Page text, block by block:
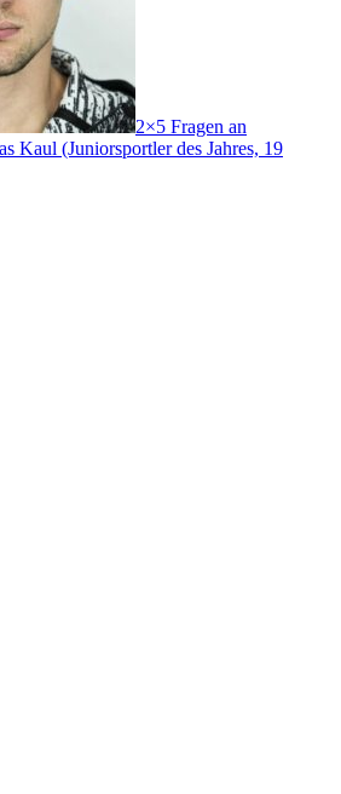
2×5 Fragen an
Kaul (Juniorsportler des Jahres, 19